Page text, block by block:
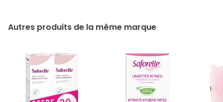
Autres produits de la même marque